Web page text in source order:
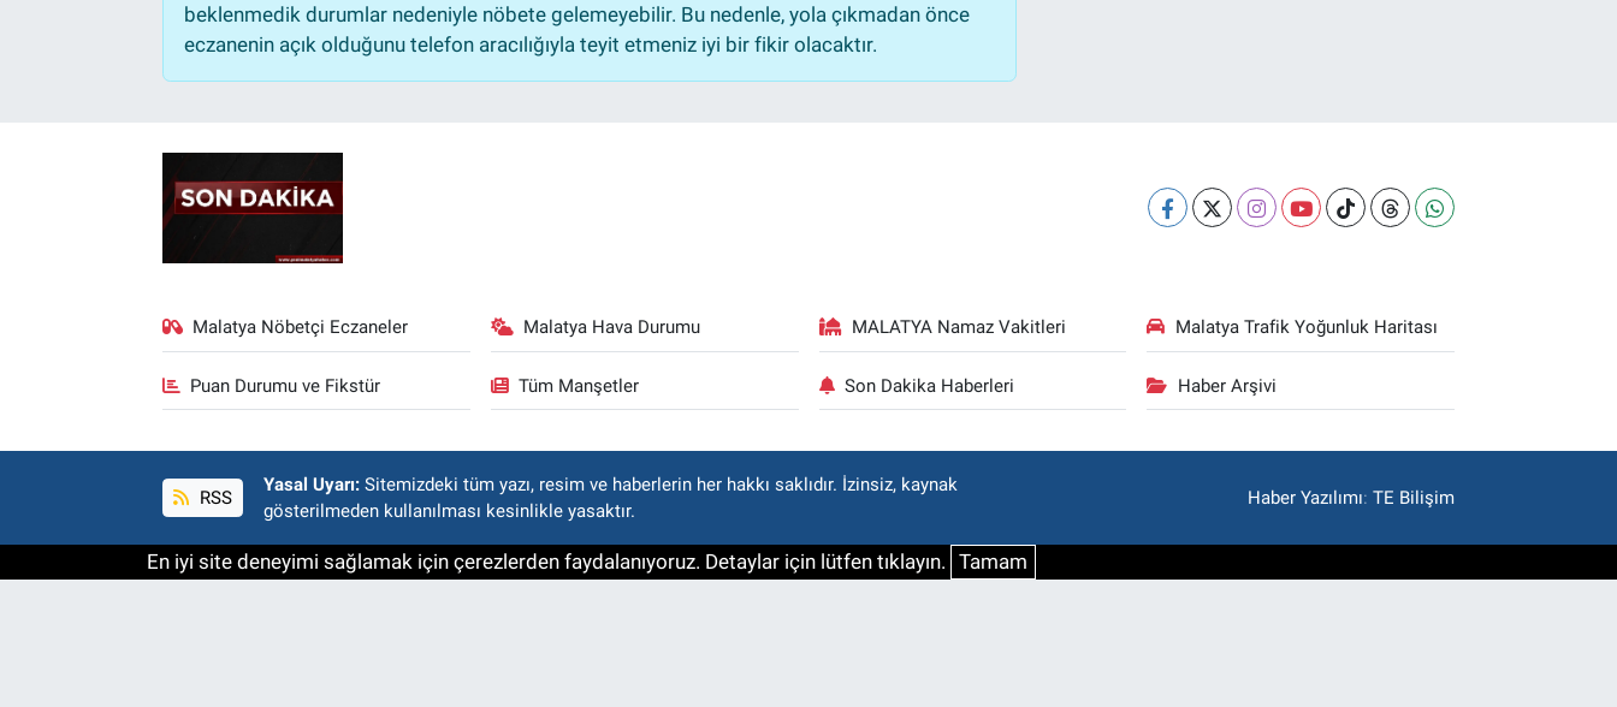
beklenmedik durumlar nedeniyle nöbete gelemeyebilir. Bu nedenle, yola çıkmadan önce
eczanenin açık olduğunu telefon aracılığıyla teyit etmeniz iyi bir fikir olacaktır.
Malatya Nöbetçi Eczaneler Malatya Hava Durumu MALATYA Namaz Vakitleri Malatya Trafik Yoğunluk Haritası
Puan Durumu ve Fikstür Tüm Manşetler Son Dakika Haberleri Haber Arşivi
RSS
Yasal Uyarı: Sitemizdeki tüm yazı, resim ve haberlerin her hakkı saklıdır. İzinsiz, kaynak
gösterilmeden kullanılması kesinlikle yasaktır.
Haber Yazılımı:TE Bilişim
En iyi site deneyimi sağlamak için çerezlerden faydalanıyoruz. Detaylar için lütfen tıklayın. Tamam